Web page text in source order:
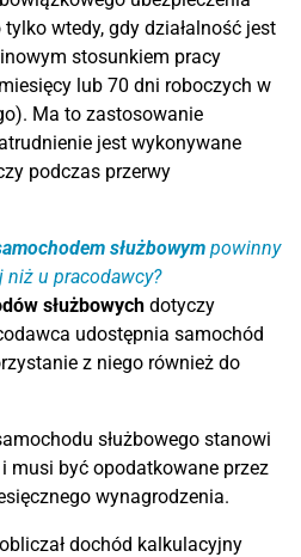
wtedy, gdy działalność jest
stosunkiem pracy
lub 70 dni roboczych w
Ma to zastosowanie
jest wykonywane
podczas przerwy
służbowym powinny
u pracodawcy?
służbowych dotyczy
udostępnia samochód
z niego również do
służbowego stanowi
musi być opodatkowane przez
wynagrodzenia.
dochód kalkulacyjny